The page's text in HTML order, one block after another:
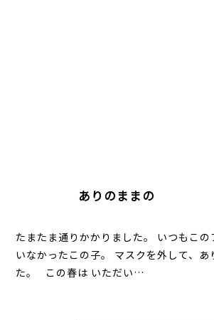
ありのままの
たまたま通りかかりました。 いつもこの
いなかったこの子。 マスクを外して、あ
た。 この春は いただい…